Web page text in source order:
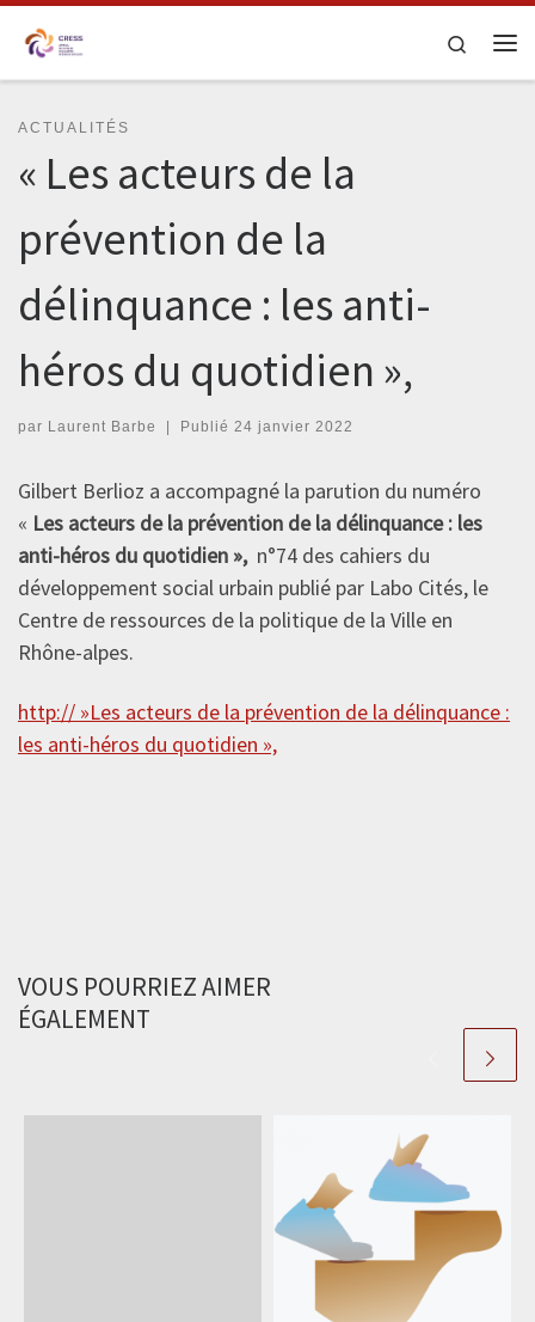
Skip to content
Search
ACTUALITÉS
« Les acteurs de la
prévention de la
délinquance : les anti-
héros du quotidien »,
par Laurent Barbe Publié 24 janvier 2022
Gilbert Berlioz a accompagné la parution du numéro
« Les acteurs de la prévention de la délinquance : les
anti-héros du quotidien », n°74 des cahiers du
développement social urbain publié par Labo Cités, le
Centre de ressources de la politique de la Ville en
Rhône-alpes.
http:// »Les acteurs de la prévention de la délinquance :
les anti-héros du quotidien »,
VOUS POURRIEZ AIMER
ÉGALEMENT